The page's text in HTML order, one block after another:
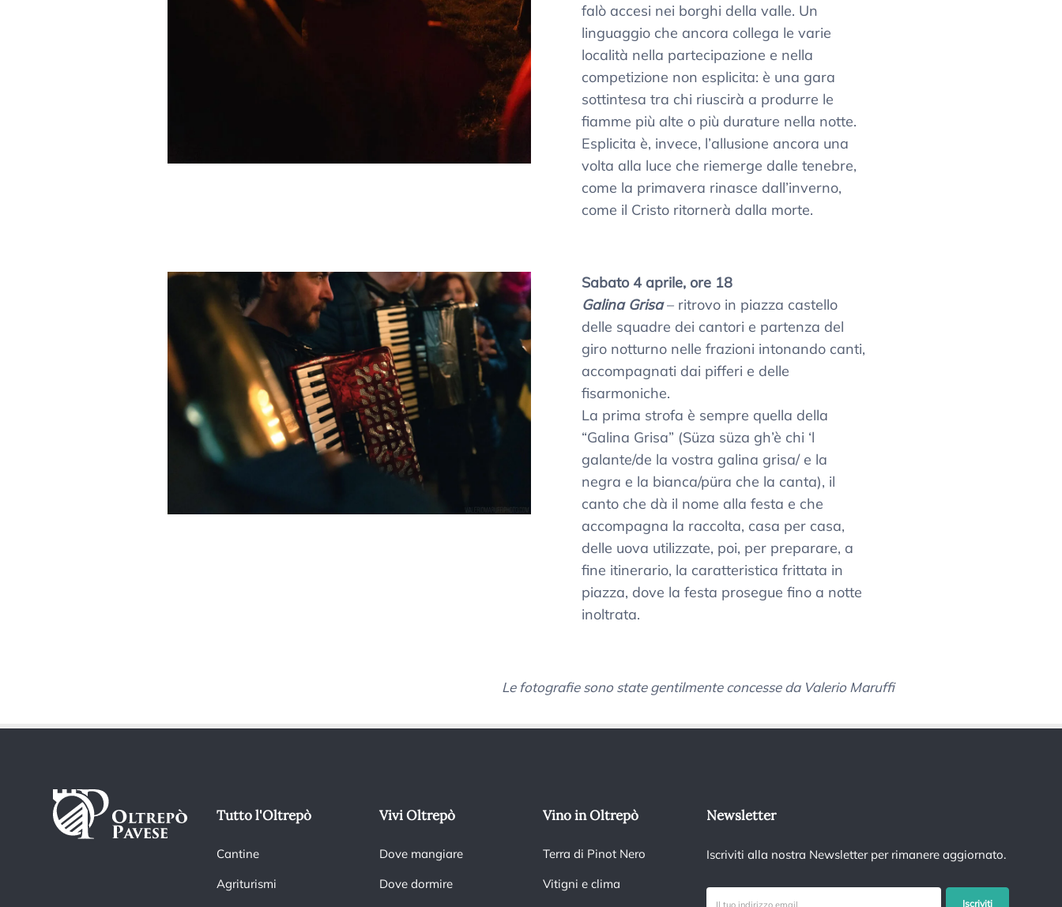
falò accesi nei borghi della valle. Un
linguaggio che ancora collega le varie
località nella partecipazione e nella
competizione non esplicita: è una gara
sottintesa tra chi riuscirà a produrre le
fiamme più alte o più durature nella notte.
Esplicita è, invece, l’allusione ancora una
volta alla luce che riemerge dalle tenebre,
come la primavera rinasce dall’inverno,
come il Cristo ritornerà dalla morte.
Sabato 4 aprile, ore 18
Galina Grisa– ritrovo in piazza castello
delle squadre dei cantori e partenza del
giro notturno nelle frazioni intonando canti,
accompagnati dai pifferi e delle
fisarmoniche.
La prima strofa è sempre quella della
“Galina Grisa” (Süza süza gh’è chi ‘l
galante/de la vostra galina grisa/ e la
negra e la bianca/püra che la canta), il
canto che dà il nome alla festa e che
accompagna la raccolta, casa per casa,
delle uova utilizzate, poi, per preparare, a
fine itinerario, la caratteristica frittata in
piazza, dove la festa prosegue fino a notte
inoltrata.
Le fotografie sono state gentilmente concesse da Valerio Maruffi
Tutto l'Oltrepò
Cantine
Agriturismi
Vivi Oltrepò
Dove mangiare
Dove dormire
Vino in Oltrepò
Terra di Pinot Nero
Vitigni e clima
Newsletter
Iscriviti alla nostra Newsletter per rimanere aggiornato.